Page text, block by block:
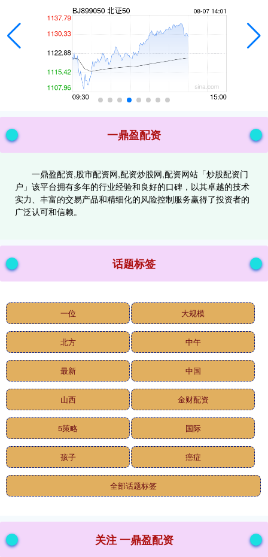
一鼎盈配资
一鼎盈配资,股市配资网,配资炒股网,配资网站「炒股配资门
户」该平台拥有多年的行业经验和良好的口碑，以其卓越的技术
实力、丰富的交易产品和精细化的风险控制服务赢得了投资者的
广泛认可和信赖。
话题标签
一位 大规模
北方 中午
最新 中国
山西 金财配资
5策略 国际
孩子 癌症
全部话题标签
关注 一鼎盈配资